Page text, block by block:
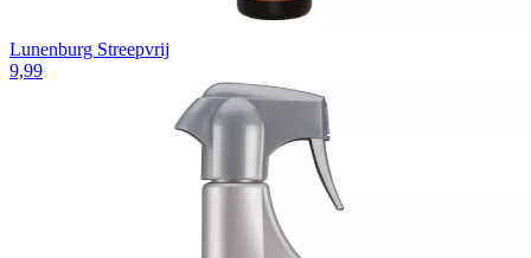
Lunenburg Streepvrij
9,99